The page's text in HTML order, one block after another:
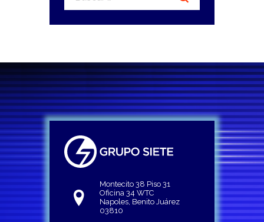
Montecito 38 Piso 31
Oficina 34 WTC
Napoles, Benito Juárez
03810